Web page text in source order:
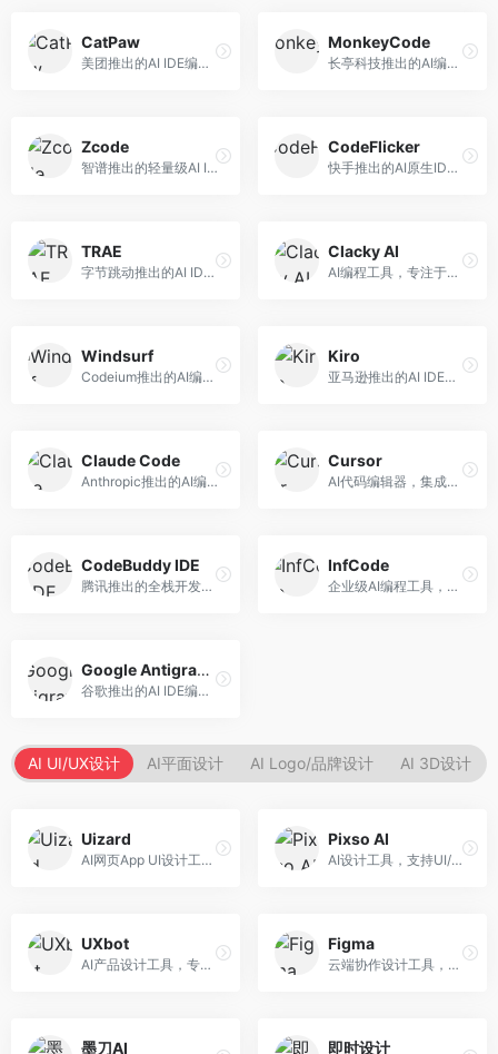
CatPaw
美团推出的AI IDE编程工具，专注于本地开发生态。面向开发者，提供智能代码补全、代码生成、项目管理等服务，本地开发体验好。
MonkeyCode
长亭科技推出的AI编程助手，专注于安全开发。面向开发者，提供代码生成、安全检测、漏洞修复等服务，安全开发能力强。
Zcode
智谱推出的轻量级AI IDE，基于GLM模型。面向开发者，提供智能代码补全、代码生成、错误检测等服务，中文编程支持好。
CodeFlicker
快手推出的AI原生IDE，专注于短视频相关开发。面向快手生态开发者，提供代码生成、调试辅助等服务，与快手开发生态深度整合。
TRAE
字节跳动推出的AI IDE编程工具，深度集成大模型能力。面向开发者，提供智能代码补全、代码解释、重构优化等服务，编程效率显著提升。
Clacky AI
AI编程工具，专注于代码智能生成与优化。面向开发者，提供代码生成、代码重构、错误修复等服务，编程效率高。
Windsurf
Codeium推出的AI编程工具，专注于代码智能辅助。面向开发者，提供代码补全、代码生成、代码解释等服务，多语言支持完善。
Kiro
亚马逊推出的AI IDE，深度整合AWS云服务。面向AWS开发者，提供代码生成、云服务集成、部署自动化等服务，与AWS生态无缝衔接。
Claude Code
Anthropic推出的AI编程工具，基于Claude模型。面向开发者，提供代码生成、代码审查、调试辅助等服务，代码质量高，推理能力强。
Cursor
AI代码编辑器，集成GPT-4模型，专注于智能编程辅助。面向开发者，提供代码生成、代码解释、错误修复等服务，编程体验流畅，开发效率高。
CodeBuddy IDE
腾讯推出的全栈开发AI IDE，整合腾讯云服务。面向开发者，提供代码生成、调试辅助、部署服务等功能，与腾讯云生态深度整合。
InfCode
企业级AI编程工具，专注于团队协作开发。面向企业开发团队，提供代码生成、代码审查、团队协作等服务，企业级功能完善。
Google Antigravity
谷歌推出的AI IDE编程智能体，整合Google Cloud服务。面向谷歌生态开发者，提供智能编程辅助、云服务集成等功能。
AI UI/UX设计 AI平面设计 AI Logo/品牌设计 AI 3D设计
Uizard
AI网页App UI设计工具，专注于快速界面生成。面向产品经理和设计师，提供线框图转UI、界面生成、设计优化等服务，设计速度快。
Pixso AI
AI设计工具，支持UI/UX设计全流程。面向设计师和产品团队，提供界面生成、设计优化、协作评审等服务，国产替代方案，团队协作便捷。
UXbot
AI产品设计工具，专注于用户体验优化。面向UX设计师，提供用户研究、设计建议、可用性测试等服务，UX设计支持完善。
Figma
云端协作设计工具，整合AI设计辅助功能。面向UI/UX设计师和产品团队，提供界面设计、原型制作、团队协作等服务，协作功能强大，是UI设计领域的标杆产品。
墨刀AI 即时设计